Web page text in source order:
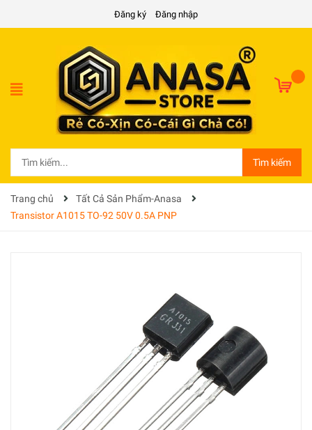
Đăng ký Đăng nhập
Tìm kiếm
Trang chủ
Tất Cả Sản Phẩm-Anasa
Transistor A1015 TO-92 50V 0.5A PNP